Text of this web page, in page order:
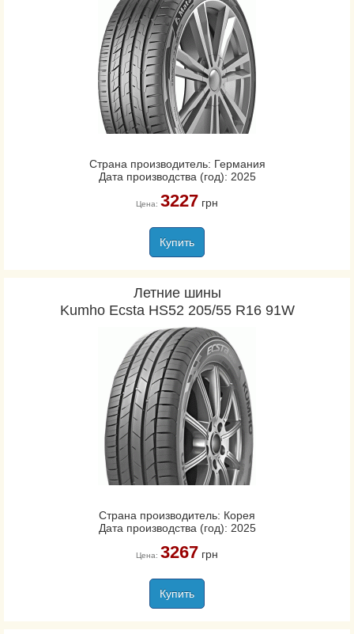
Страна производитель: Германия
Дата производства (год): 2025
Цена: 3227грн
Купить
Летние шины
Kumho Ecsta HS52 205/55 R16 91W
Страна производитель: Корея
Дата производства (год): 2025
Цена: 3267грн
Купить